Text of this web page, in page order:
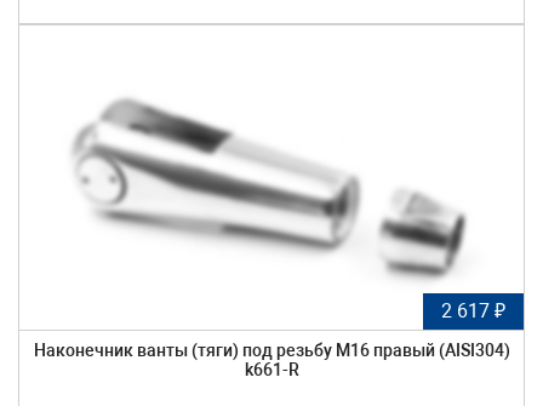
2 617 ₽
Наконечник ванты (тяги) под резьбу М16 правый (AISI304)
k661-R